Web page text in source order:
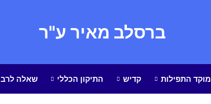
ברסלב מאיר ע"ר
מוקד התפילות קדיש התיקון הכללי שאלה לרב